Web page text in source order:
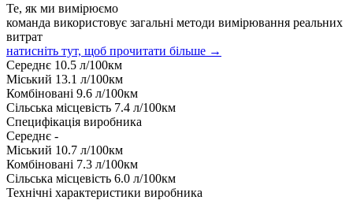
Те, як ми вимірюємо
команда використовує загальні методи вимірювання реальних
витрат
натисніть тут, щоб прочитати більше →
Середнє 10.5 л/100км
Міський 13.1 л/100км
Комбіновані 9.6 л/100км
Сільська місцевість 7.4 л/100км
Специфікація виробника
Середнє -
Міський 10.7 л/100км
Комбіновані 7.3 л/100км
Сільська місцевість 6.0 л/100км
Технічні характеристики виробника